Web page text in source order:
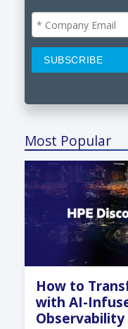
Most Popular
How to
with AI-
Observability